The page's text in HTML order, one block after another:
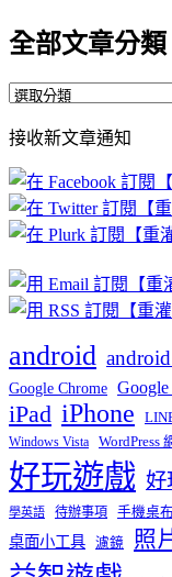
全部文章分類
全
文
章
分
類
接收新文章通知
android
Google Chrome
iPad iPhone
Windows Vista WordPress
好玩遊戲 好
學英語 待辦事項 手機桌布
桌面小工具 濾鏡 照